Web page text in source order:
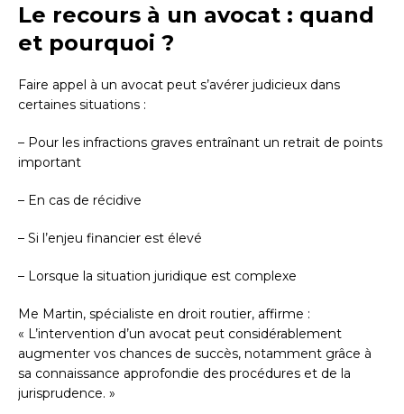
Le recours à un avocat : quand
et pourquoi ?
Faire appel à un avocat peut s’avérer judicieux dans
certaines situations :
– Pour les infractions graves entraînant un retrait de points
important
– En cas de récidive
– Si l’enjeu financier est élevé
– Lorsque la situation juridique est complexe
Me Martin, spécialiste en droit routier, affirme :
« L’intervention d’un avocat peut considérablement
augmenter vos chances de succès, notamment grâce à
sa connaissance approfondie des procédures et de la
jurisprudence. »